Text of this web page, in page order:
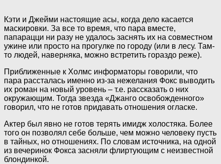
Кэти и Джейми настоящие асы, когда дело касается
маскировки. За все то время, что пара вместе,
папарацци ни разу не удалось заснять их на совместном
ужине или просто на прогулке по городу (или в лесу. Там-
то людей, наверняка, можно встретить гораздо реже).
Приближенные к Холмс информаторы говорили, что
пара рассталась именно из-за нежелания Фокс выводить
их роман на новый уровень – т.е. рассказать о них
окружающим. Тогда звезда «Джанго освобожденного»
говорил, что не готов придавать отношения огласке.
Актер был явно не готов терять имидж холостяка. Более
того он позволял себе больше, чем можно человеку пусть
в тайных, но отношениях. По словам источника, на одной
из вечеринок Фокса засняли флиртующим с неизвестной
блондинкой.